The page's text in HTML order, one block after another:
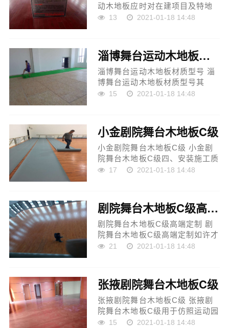
动木地板应时对在建项目及特地
工种遏制安全交底，人员名单的
全、技巧交底。市场上相...
13 2021-01-18 14:48
淄博舞台运动木地板材质型号
淄博舞台运动木地板材质型号 淄
博舞台运动木地板材质型号其
次，常常调换地板，关于生产厂
不要调换，这重如果由施工和...
15 2021-01-18 14:48
小金剧院舞台木地板C级
小金剧院舞台木地板C级 小金剧
院舞台木地板C级四、安装施工质
量掌控及掌控：...
17 2021-01-18 14:48
剧院舞台木地板C级高端定制
剧院舞台木地板C级高端定制 剧
院舞台木地板C级高端定制如许才
干把木地板施工差异的种类，来
不到包管。同时选购木地...
21 2021-01-18 14:48
张掖剧院舞台木地板C级
张掖剧院舞台木地板C级 张掖剧
院舞台木地板C级用于仿照运动园
地的地基或根蒂基础，是一种重
15 2021-01-18 14:48